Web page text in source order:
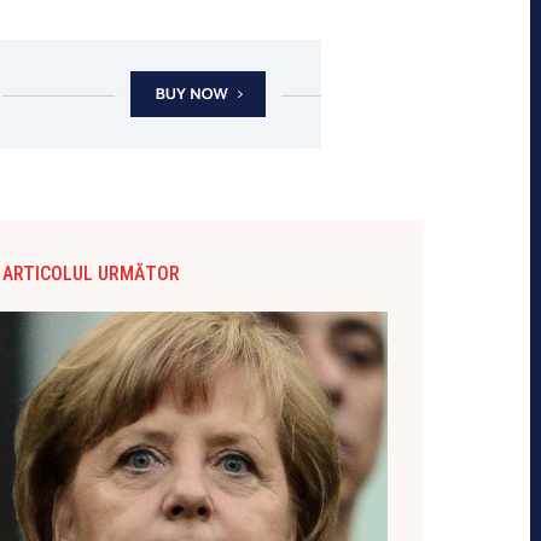
ARTICOLUL URMĂTOR